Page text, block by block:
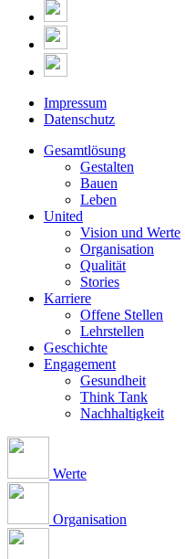
Impressum
Datenschutz
Gesamtlösung
Gestalten
Bauen
Leben
United
Vision und Werte
Organisation
Qualität
Stories
Karriere
Offene Stellen
Lehrstellen
Geschichte
Engagement
Gesundheit
Think Tank
Nachhaltigkeit
Werte
Organisation